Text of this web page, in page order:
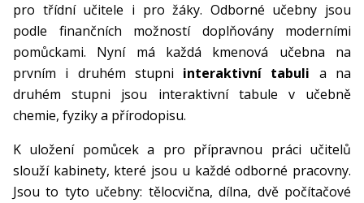
pro třídní učitele i pro žáky. Odborné učebny jsou
podle finančních možností doplňovány moderními
pomůckami. Nyní má každá kmenová učebna na
prvním i druhém stupni interaktivní tabuli a na
druhém stupni jsou interaktivní tabule v učebně
chemie, fyziky a přírodopisu.
K uložení pomůcek a pro přípravnou práci učitelů
slouží kabinety, které jsou u každé odborné pracovny.
Jsou to tyto učebny: tělocvična, dílna, dvě počítačové